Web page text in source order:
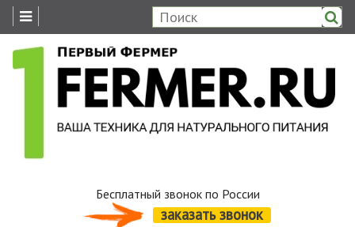
Бесплатный звонок по России
заказать звонок